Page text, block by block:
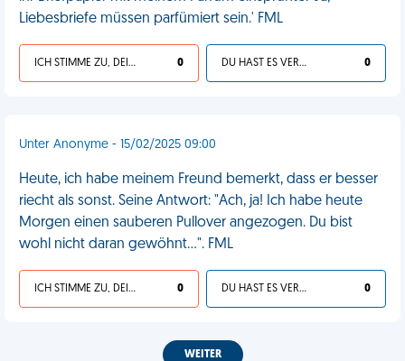
Liebesbriefe müssen parfümiert sein.' FML
ICH STIMME ZU, DEIN LEBEN IST SCHEISSE 0 DU HAST ES VERDIENT 0
Unter Anonyme - 15/02/2025 09:00
Heute, ich habe meinem Freund bemerkt, dass er besser
riecht als sonst. Seine Antwort: "Ach, ja! Ich habe heute
Morgen einen sauberen Pullover angezogen. Du bist
wohl nicht daran gewöhnt...". FML
ICH STIMME ZU, DEIN LEBEN IST SCHEISSE 0 DU HAST ES VERDIENT 0
WEITER